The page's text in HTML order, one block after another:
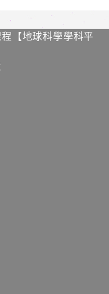
【​地球科學學科平